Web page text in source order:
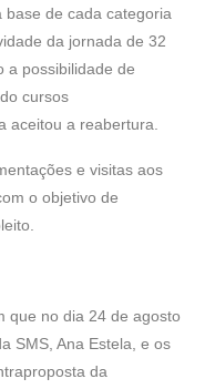
de cada categoria
da jornada de 32
a possibilidade de
cursos
aceitou a reabertura.
e visitas aos
o objetivo de
que no dia 24 de agosto
SMS, Ana Estela, e os
da